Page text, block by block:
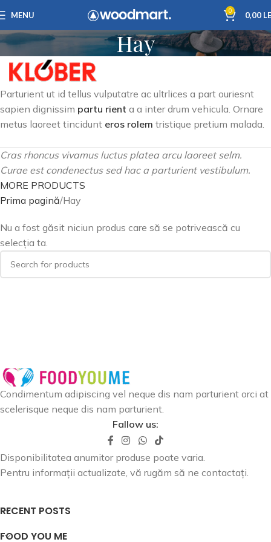
MENU 0 0,00
Hay
Parturient ut id tellus vulputatre ac ultrlices a part ouriesnt
sapien dignissim partu rient a a inter drum vehicula. Ornare
metus laoreet tincidunt eros rolem tristique pretium malada.
Cras rhoncus vivamus luctus platea arcu laoreet selm.
Curae est condenectus sed hac a parturient vestibulum.
MORE PRODUCTS
Prima pagină Hay
Nu a fost găsit niciun produs care să se potrivească cu
selecția ta.
Condimentum adipiscing vel neque dis nam parturient orci at
scelerisque neque dis nam parturient.
Fallow us:
Disponibilitatea anumitor produse poate varia.
Pentru informații actualizate, vă rugăm să ne contactați.
RECENT POSTS
FOOD YOU ME